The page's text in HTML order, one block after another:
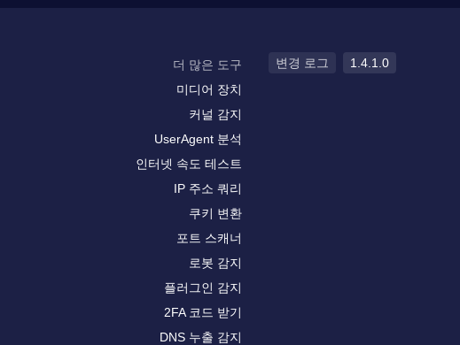
더 많은 도구
미디어 장치
커널 감지
UserAgent 분석
인터넷 속도 테스트
IP 주소 쿼리
쿠키 변환
포트 스캐너
로봇 감지
플러그인 감지
2FA 코드 받기
DNS 누출 감지
변경 로그 1.4.1.0